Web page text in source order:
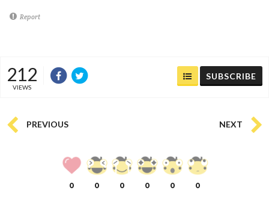
Report
212
VIEWS
SUBSCRIBE
PREVIOUS NEXT
0 0 0 0 0 0